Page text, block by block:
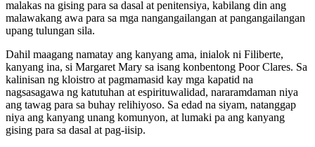
malakas na gising para sa dasal at penitensiya, kabilang din ang
malawakang awa para sa mga nangangailangan at pangangailangan
upang tulungan sila.
Dahil maagang namatay ang kanyang ama, inialok ni Filiberte,
kanyang ina, si Margaret Mary sa isang konbentong Poor Clares. Sa
kalinisan ng kloistro at pagmamasid kay mga kapatid na
nagsasagawa ng katutuhan at espirituwalidad, nararamdaman niya
ang tawag para sa buhay relihiyoso. Sa edad na siyam, natanggap
niya ang kanyang unang komunyon, at lumaki pa ang kanyang
gising para sa dasal at pag-iisip.